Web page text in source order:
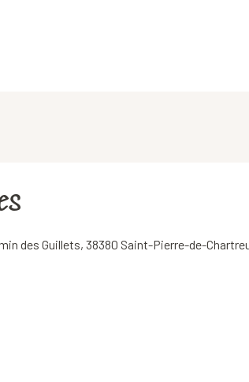
des Guillets, 38380 Saint-Pierre-de-